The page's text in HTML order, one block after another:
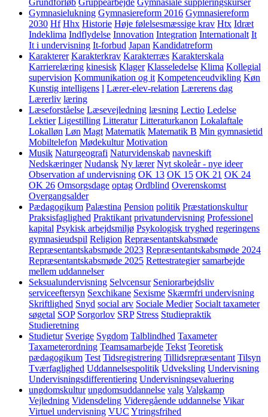
Grundforløb Gruppearbejde Gymnasiale suppleringskurser
Gymnasielukning Gymnasiereform 2016 Gymnasiereform
2030 Hf Hhx Historie Høje følelsesmæssige krav Htx Idræt
Indeklima Indflydelse Innovation Integration Internationalt It
It i undervisning It-forbud Japan Kandidatreform
Karakterer Karakterkrav Karakterræs Karakterskala
Karrierelæring kinesisk Klager Klasseledelse Klima Kollegial
supervision Kommunikation og it Kompetenceudvikling Køn
Kunstig intelligens l Lærer-elev-relation Lærerens dag
Lærerliv læring
Læseforståelse Læsevejledning læsning Lectio Ledelse
Lektier Ligestilling Litteratur Litteraturkanon Lokalaftale
Lokalløn Løn Magt Matematik Matematik B Min gymnasietid
Mobiltelefon Mødekultur Motivation
Musik Naturgeografi Naturvidenskab navneskift
Nedskæringer Nudansk Ny lærer Nyt skoleår - nye ideer
Observation af undervisning OK 13 OK 15 OK 21 OK 24
OK 26 Omsorgsdage optag Ordblind Overenskomst
Overgangsalder
Pædagogikum Palæstina Pension politik Præstationskultur
Praksisfaglighed Praktikant privatundervisning Professionel
kapital Psykisk arbejdsmiljø Psykologisk tryghed regeringens
gymnasieudspil Religion Repræsentantskabsmøde
Repræsentantskabsmøde 2023 Repræsentantskabsmøde 2024
Repræsentantskabsmøde 2025 Rettestrategier samarbejde
mellem uddannelser
Seksualundervisning Selvcensur Seniorarbejdsliv
serviceeftersyn Sexchikane Sexisme Skærmfri undervisning
Skriftlighed Snyd social arv Sociale Medier Socialt taxameter
søgetal SOP Sorgorlov SRP Stress Studiepraktik
Studieretning
Studietur Sverige Sygdom Talblindhed Taxameter
Taxameterordning Teamsamarbejde Tekst Teoretisk
pædagogikum Test Tidsregistrering Tillidsrepræsentant Tilsyn
Tværfaglighed Uddannelsespolitik Udveksling Undervisning
Undervisningsdifferentiering Undervisningsevaluering
ungdomskultur ungdomsuddannelse valg Valgkamp
Vejledning Vidensdeling Videregående uddannelse Vikar
Virtuel undervisning VUC Ytringsfrihed